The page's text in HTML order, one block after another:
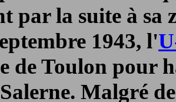
par la suite à sa
1943, l'
de Toulon pour
Malgré